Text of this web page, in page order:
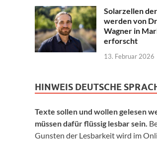
Solarzellen
werden von
Wagner in
erforscht
13. Februar 2026
HINWEIS DEUTSCHE
Texte sollen und wollen gelesen
müssen dafür flüssig lesbar sein.
Gunsten der Lesbarkeit wird im